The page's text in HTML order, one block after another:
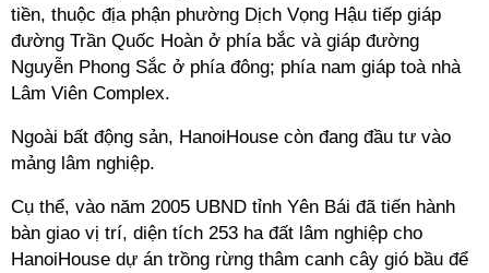
tiền, thuộc địa phận phường Dịch Vọng Hậu tiếp giáp
đường Trần Quốc Hoàn ở phía bắc và giáp đường
Nguyễn Phong Sắc ở phía đông; phía nam giáp toà nhà
Lâm Viên Complex.
Ngoài bất động sản, HanoiHouse còn đang đầu tư vào
mảng lâm nghiệp.
Cụ thể, vào năm 2005 UBND tỉnh Yên Bái đã tiến hành
bàn giao vị trí, diện tích 253 ha đất lâm nghiệp cho
HanoiHouse dự án trồng rừng thâm canh cây gió bầu để